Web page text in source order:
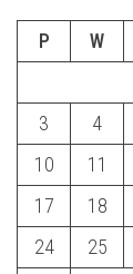
P
W
3
4
10
11
17
18
24
25